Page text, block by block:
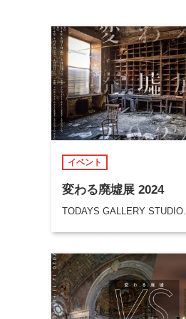
イベント
変わる廃墟展 2024
TODAYS GALLERY STUDIO.